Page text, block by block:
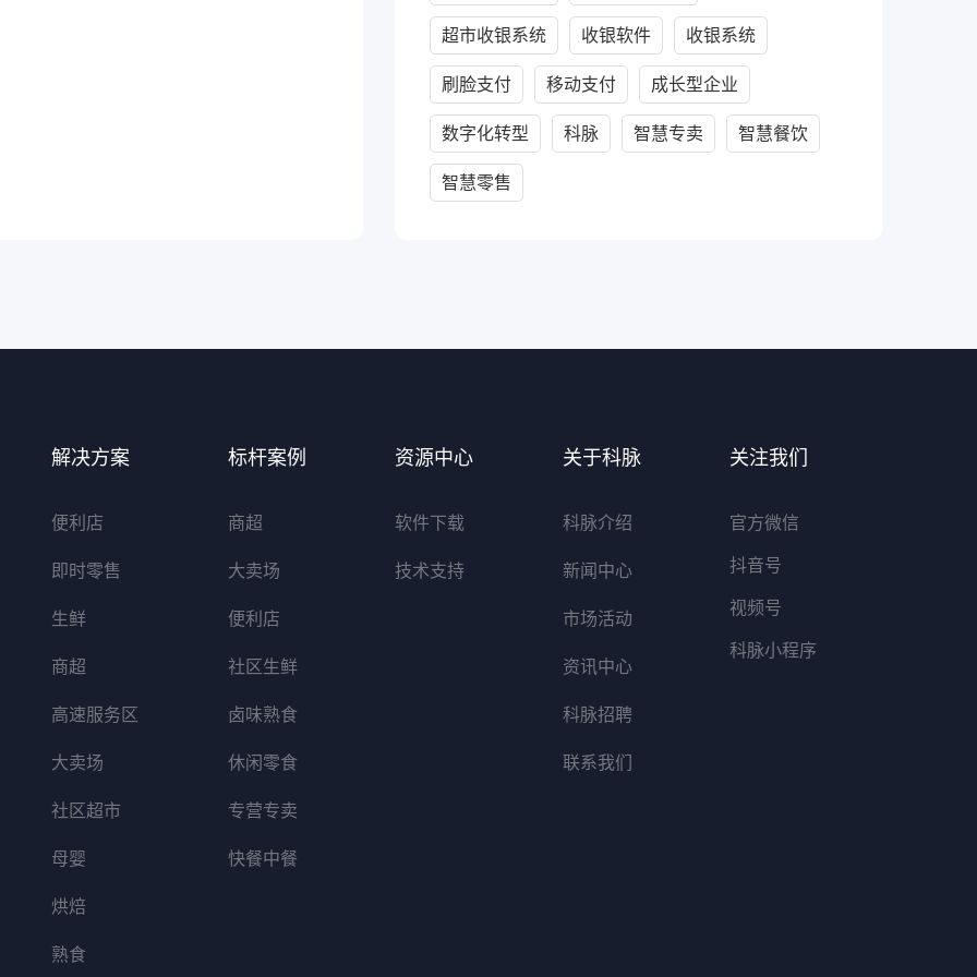
超市收银系统 收银软件 收银系统
刷脸支付 移动支付 成长型企业
数字化转型 科脉 智慧专卖 智慧餐饮
智慧零售
解决方案
便利店
即时零售
生鲜
商超
高速服务区
大卖场
社区超市
母婴
烘焙
熟食
标杆案例
商超
大卖场
便利店
社区生鲜
卤味熟食
休闲零食
专营专卖
快餐中餐
资源中心
软件下载
技术支持
关于科脉
科脉介绍
新闻中心
市场活动
资讯中心
科脉招聘
联系我们
关注我们
官方微信
抖音号
视频号
科脉小程序